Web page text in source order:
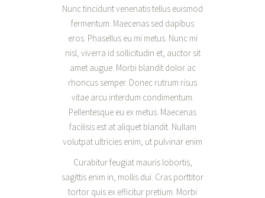
Nunc tincidunt venenatis tellus euismod
fermentum. Maecenas sed dapibus
eros. Phasellus eu mi metus. Nunc mi
nisl, viverra id sollicitudin et, auctor sit
amet augue. Morbi blandit dolor ac
rhoncus semper. Donec rutrum risus
vitae arcu interdum condimentum.
Pellentesque eu ex metus. Maecenas
facilisis est at aliquet blandit. Nullam
volutpat ultricies enim, ut pulvinar enim
Curabitur feugiat mauris lobortis,
sagittis enim in, mollis dui. Cras porttitor
tortor quis ex efficitur pretium. Morbi